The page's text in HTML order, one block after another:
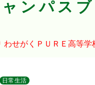
ンパス
わせがくＰＵＲＥ高等学
日常生活